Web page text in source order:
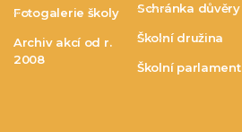
Fotogalerie školy
Archiv akcí od r.
2008
Schránka důvěry
Školní družina
Školní parlament